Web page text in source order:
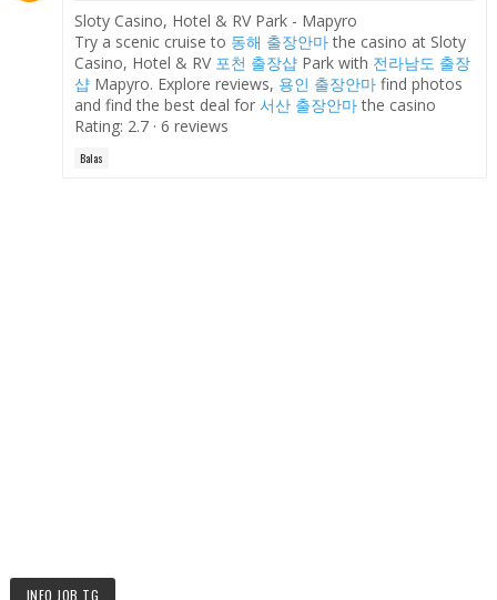
Sloty Casino, Hotel & RV Park - Mapyro
Try a scenic cruise to 동해 출장안마the casino at Sloty
Casino, Hotel & RV 포천 출장샵Park with 전라남도 출장
샵Mapyro. Explore reviews, 용인 출장안마find photos
and find the best deal for 서산 출장안마the casino
Rating: 2.7 · ‎6 reviews
Balas
INFO JOB TG